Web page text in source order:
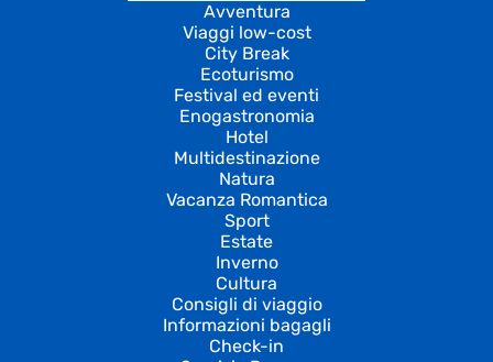
Avventura
Viaggi low-cost
City Break
Ecoturismo
Festival ed eventi
Enogastronomia
Hotel
Multidestinazione
Natura
Vacanza Romantica
Sport
Estate
Inverno
Cultura
Consigli di viaggio
Informazioni bagagli
Check-in